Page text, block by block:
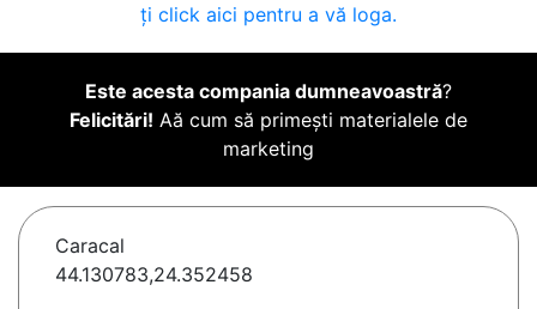
ți click aici pentru a vă loga.
Este acesta compania dumneavoastră?
Felicitări! Aă cum să primești materialele de
marketing
Caracal
44.130783,24.352458